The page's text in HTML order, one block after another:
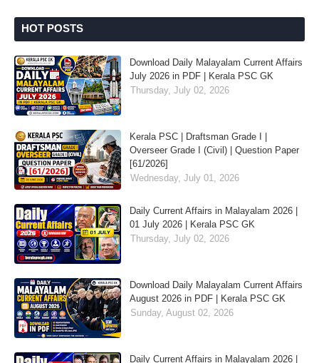
HOT POSTS
Download Daily Malayalam Current Affairs
July 2026 in PDF | Kerala PSC GK
Thursday, July 02, 2026
Kerala PSC | Draftsman Grade I |
Overseer Grade I (Civil) | Question Paper
[61/2026]
Wednesday, July 01, 2026
Daily Current Affairs in Malayalam 2026 |
01 July 2026 | Kerala PSC GK
Thursday, July 02, 2026
Download Daily Malayalam Current Affairs
August 2026 in PDF | Kerala PSC GK
Sunday, August 02, 2026
Daily Current Affairs in Malayalam 2026 |